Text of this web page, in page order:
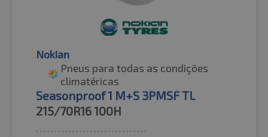
Nokian
Pneus para todas as condições
climatéricas
Seasonproof 1 M+S 3PMSF TL
215/70R16100H